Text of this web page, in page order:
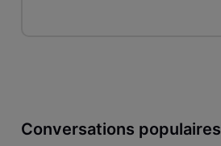
Conversations populaires